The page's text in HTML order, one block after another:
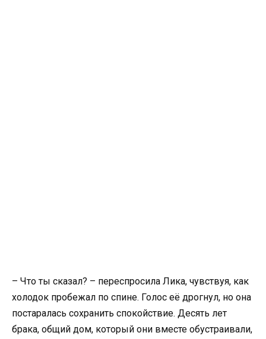
– Что ты сказал? – переспросила Лика, чувствуя, как
холодок пробежал по спине. Голос её дрогнул, но она
постаралась сохранить спокойствие. Десять лет
брака, общий дом, который они вместе обустраивали,